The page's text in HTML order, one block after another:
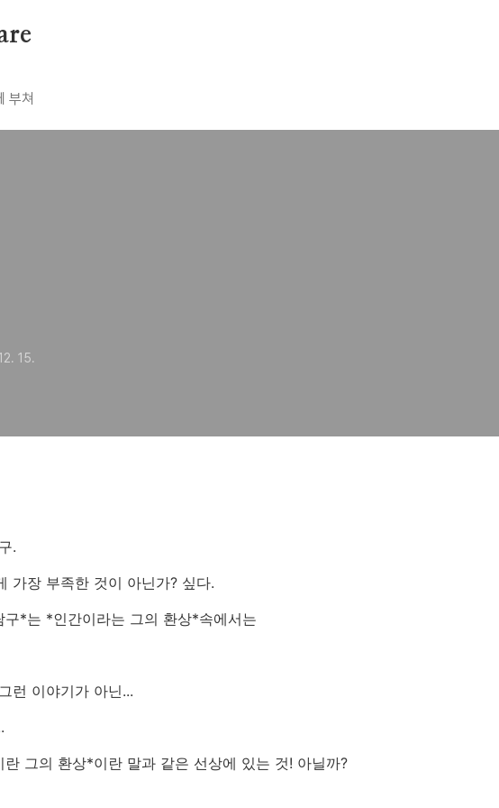
부쳐
15.
.
가장 부족한 것이 아닌가? 싶다.
구*는 *인간이라는 그의 환상*속에서는
런 이야기가 아닌...
그의 환상*이란 말과 같은 선상에 있는 것! 아닐까?